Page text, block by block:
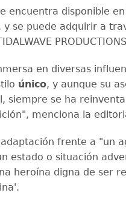
encuentra disponible
y se puede adquirir a
en diversas
único, y aunque su
siempre se ha
menciona la
frente a "un
estado o situación
heroína digna de ser